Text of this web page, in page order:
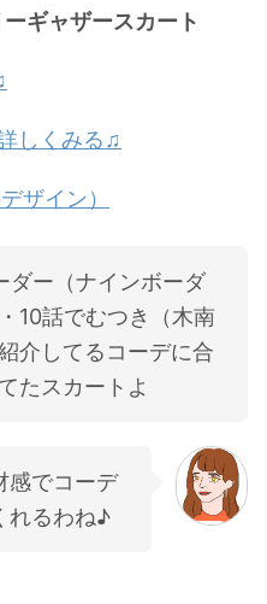
ギャザースカート
しくみる♫
ザイン）
ダー（ナインボーダ
10話でむつき（木南
介してるコーデに合
たスカートよ
感でコーデ
れるわね♪